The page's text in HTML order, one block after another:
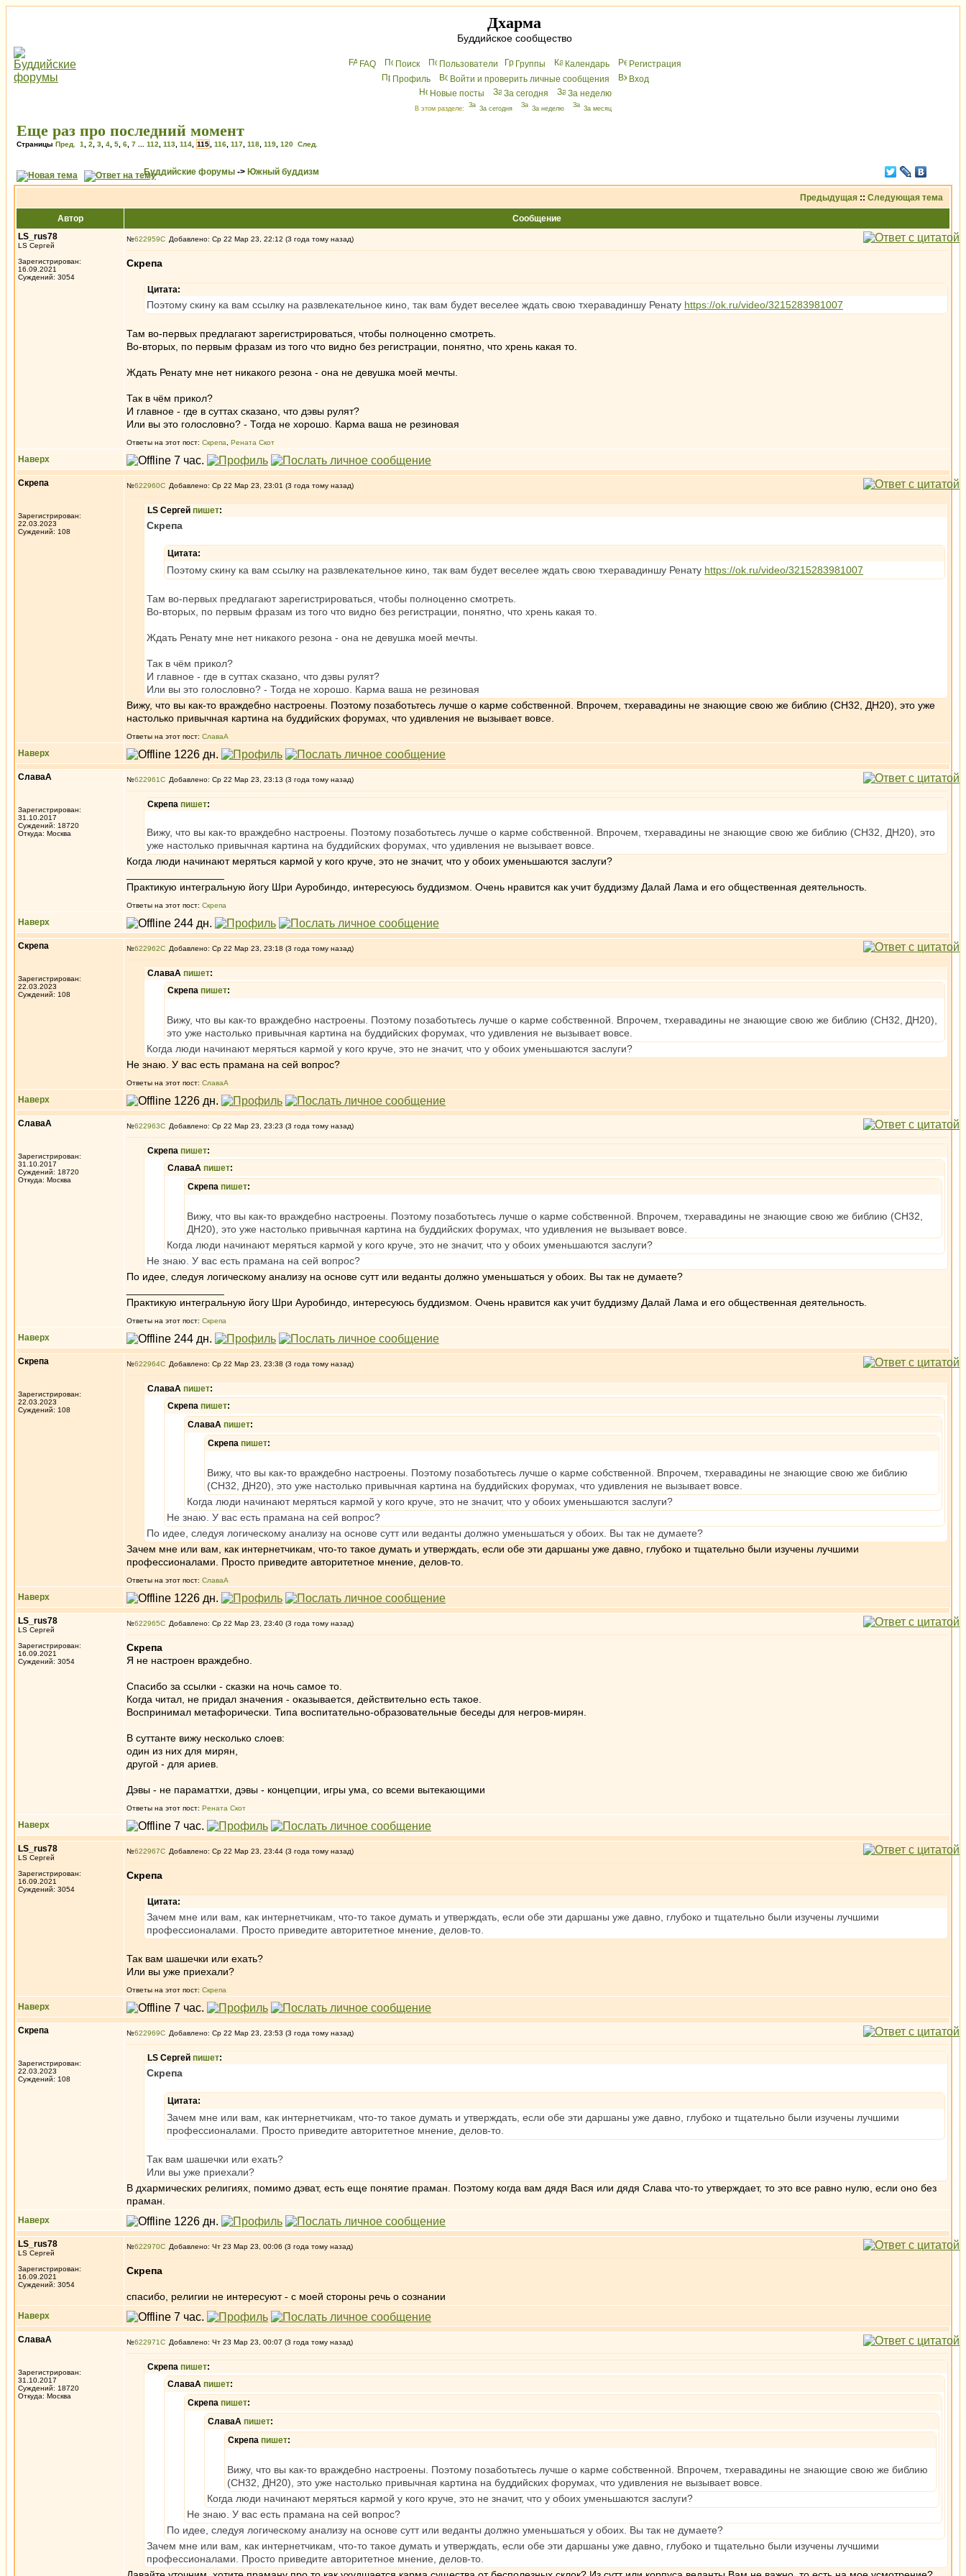
Дхарма
Буддийское сообщество
FAQ Поиск Пользователи Группы Календарь
Peгиcтрaция
Профиль
Войти и проверить личные сообщения
Вхoд
Новые посты
За сегодня За неделю
В этом разделе: За сегодня За неделю За месяц
Еще раз про последний момент
Страницы Пред. 1 2 3 4 5 6 7 112 113 114 115 116 117 118 119 120 След.
Буддийские форумы -> Южный буддизм
Предыдущая :: Следующая тема
Автор
Сообщение
LS_rus78
LS Сергей
Зарегистрирован:
16.09.2021
Суждений: 3054
№622959 Добавлено: Ср 22 Мар 23, 22:12 (3 года тому назад)
Скрепа
Цитата:
Поэтому скину ка вам ссылку на развлекательное кино, так вам будет веселее ждать свою тхеравадиншу Ренату https://ok.ru/video/3215283981007
Там во-первых предлагают зарегистрироваться, чтобы полноценно смотреть.
Во-вторых, по первым фразам из того что видно без регистрации, понятно, что хрень какая то.
Ждать Ренату мне нет никакого резона - она не девушка моей мечты.
Так в чём прикол?
И главное - где в суттах сказано, что дэвы рулят?
Или вы это голословно? - Тогда не хорошо. Карма ваша не резиновая
Ответы на этот пост: Скрепа Рената Скот
Наверх
Скрепа
Зарегистрирован:
22.03.2023
Суждений: 108
№622960 Добавлено: Ср 22 Мар 23, 23:01 (3 года тому назад)
LS Сергей пишет:
Скрепа
Цитата:
Поэтому скину ка вам ссылку на развлекательное кино, так вам будет веселее ждать свою тхеравадиншу Ренату https://ok.ru/video/3215283981007
Там во-первых предлагают зарегистрироваться, чтобы полноценно смотреть.
Во-вторых, по первым фразам из того что видно без регистрации, понятно, что хрень какая то.
Ждать Ренату мне нет никакого резона - она не девушка моей мечты.
Так в чём прикол?
И главное - где в суттах сказано, что дэвы рулят?
Или вы это голословно? - Тогда не хорошо. Карма ваша не резиновая
Вижу, что вы как-то враждебно настроены. Поэтому позаботьтесь лучше о карме собственной. Впрочем, тхеравадины не знающие свою же библию (СН32, ДН20), это уже
настолько привычная картина на буддийских форумах, что удивления не вызывает вовсе.
Ответы на этот пост: СлаваА
Наверх
СлаваА
Зарегистрирован:
31.10.2017
Суждений: 18720
Откуда: Москва
№622961 Добавлено: Ср 22 Мар 23, 23:13 (3 года тому назад)
Скрепа пишет:
Вижу, что вы как-то враждебно настроены. Поэтому позаботьтесь лучше о карме собственной. Впрочем, тхеравадины не знающие свою же библию (СН32, ДН20), это
уже настолько привычная картина на буддийских форумах, что удивления не вызывает вовсе.
Когда люди начинают меряться кармой у кого круче, это не значит, что у обоих уменьшаются заслуги?
Практикую интегральную йогу Шри Ауробиндо, интересуюсь буддизмом. Очень нравится как учит буддизму Далай Лама и его общественная деятельность.
Ответы на этот пост: Скрепа
Наверх
Скрепа
Зарегистрирован:
22.03.2023
Суждений: 108
№622962 Добавлено: Ср 22 Мар 23, 23:18 (3 года тому назад)
СлаваА пишет:
Скрепа пишет:
Вижу, что вы как-то враждебно настроены. Поэтому позаботьтесь лучше о карме собственной. Впрочем, тхеравадины не знающие свою же библию (СН32, ДН20),
это уже настолько привычная картина на буддийских форумах, что удивления не вызывает вовсе.
Когда люди начинают меряться кармой у кого круче, это не значит, что у обоих уменьшаются заслуги?
Не знаю. У вас есть прамана на сей вопрос?
Ответы на этот пост: СлаваА
Наверх
СлаваА
Зарегистрирован:
31.10.2017
Суждений: 18720
Откуда: Москва
№622963 Добавлено: Ср 22 Мар 23, 23:23 (3 года тому назад)
Скрепа пишет:
СлаваА пишет:
Скрепа пишет:
Вижу, что вы как-то враждебно настроены. Поэтому позаботьтесь лучше о карме собственной. Впрочем, тхеравадины не знающие свою же библию (СН32,
ДН20), это уже настолько привычная картина на буддийских форумах, что удивления не вызывает вовсе.
Когда люди начинают меряться кармой у кого круче, это не значит, что у обоих уменьшаются заслуги?
Не знаю. У вас есть прамана на сей вопрос?
По идее, следуя логическому анализу на основе сутт или веданты должно уменьшаться у обоих. Вы так не думаете?
Практикую интегральную йогу Шри Ауробиндо, интересуюсь буддизмом. Очень нравится как учит буддизму Далай Лама и его общественная деятельность.
Ответы на этот пост: Скрепа
Наверх
Скрепа
Зарегистрирован:
22.03.2023
Суждений: 108
№622964 Добавлено: Ср 22 Мар 23, 23:38 (3 года тому назад)
СлаваА пишет:
Скрепа пишет:
СлаваА пишет:
Скрепа пишет:
Вижу, что вы как-то враждебно настроены. Поэтому позаботьтесь лучше о карме собственной. Впрочем, тхеравадины не знающие свою же библию
(СН32, ДН20), это уже настолько привычная картина на буддийских форумах, что удивления не вызывает вовсе.
Когда люди начинают меряться кармой у кого круче, это не значит, что у обоих уменьшаются заслуги?
Не знаю. У вас есть прамана на сей вопрос?
По идее, следуя логическому анализу на основе сутт или веданты должно уменьшаться у обоих. Вы так не думаете?
Зачем мне или вам, как интернетчикам, что-то такое думать и утверждать, если обе эти даршаны уже давно, глубоко и тщательно были изучены лучшими
профессионалами. Просто приведите авторитетное мнение, делов-то.
Ответы на этот пост: СлаваА
Наверх
LS_rus78
LS Сергей
Зарегистрирован:
16.09.2021
Суждений: 3054
№622965 Добавлено: Ср 22 Мар 23, 23:40 (3 года тому назад)
Скрепа
Я не настроен враждебно.
Спасибо за ссылки - сказки на ночь самое то.
Когда читал, не придал значения - оказывается, действительно есть такое.
Воспринимал метафорически. Типа воспитательно-образовательные беседы для негров-мирян.
В суттанте вижу несколько слоев:
один из них для мирян,
другой - для ариев.
Дэвы - не параматтхи, дэвы - концепции, игры ума, со всеми вытекающими
Ответы на этот пост: Рената Скот
Наверх
LS_rus78
LS Сергей
Зарегистрирован:
16.09.2021
Суждений: 3054
№622967 Добавлено: Ср 22 Мар 23, 23:44 (3 года тому назад)
Скрепа
Цитата:
Зачем мне или вам, как интернетчикам, что-то такое думать и утверждать, если обе эти даршаны уже давно, глубоко и тщательно были изучены лучшими
профессионалами. Просто приведите авторитетное мнение, делов-то.
Так вам шашечки или ехать?
Или вы уже приехали?
Ответы на этот пост: Скрепа
Наверх
Скрепа
Зарегистрирован:
22.03.2023
Суждений: 108
№622969 Добавлено: Ср 22 Мар 23, 23:53 (3 года тому назад)
LS Сергей пишет:
Скрепа
Цитата:
Зачем мне или вам, как интернетчикам, что-то такое думать и утверждать, если обе эти даршаны уже давно, глубоко и тщательно были изучены лучшими
профессионалами. Просто приведите авторитетное мнение, делов-то.
Так вам шашечки или ехать?
Или вы уже приехали?
В дхармических религиях, помимо дэват, есть еще понятие праман. Поэтому когда вам дядя Вася или дядя Слава что-то утверждает, то это все равно нулю, если оно без
праман.
Наверх
LS_rus78
LS Сергей
Зарегистрирован:
16.09.2021
Суждений: 3054
№622970 Добавлено: Чт 23 Мар 23, 00:06 (3 года тому назад)
Скрепа
спасибо, религии не интересуют - с моей стороны речь о сознании
Наверх
СлаваА
Зарегистрирован:
31.10.2017
Суждений: 18720
Откуда: Москва
№622971 Добавлено: Чт 23 Мар 23, 00:07 (3 года тому назад)
Скрепа пишет:
СлаваА пишет:
Скрепа пишет:
СлаваА пишет:
Скрепа пишет:
Вижу, что вы как-то враждебно настроены. Поэтому позаботьтесь лучше о карме собственной. Впрочем, тхеравадины не знающие свою же библию
(СН32, ДН20), это уже настолько привычная картина на буддийских форумах, что удивления не вызывает вовсе.
Когда люди начинают меряться кармой у кого круче, это не значит, что у обоих уменьшаются заслуги?
Не знаю. У вас есть прамана на сей вопрос?
По идее, следуя логическому анализу на основе сутт или веданты должно уменьшаться у обоих. Вы так не думаете?
Зачем мне или вам, как интернетчикам, что-то такое думать и утверждать, если обе эти даршаны уже давно, глубоко и тщательно были изучены лучшими
профессионалами. Просто приведите авторитетное мнение, делов-то.